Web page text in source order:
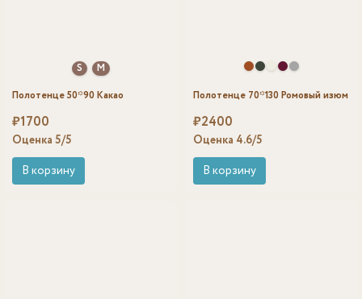
S
M
Полотенце 50*90 Какао
₽1700
Оценка 5/5
В корзину
Полотенце 70*130 Ромовый изюм
₽2400
Оценка 4.6/5
В корзину